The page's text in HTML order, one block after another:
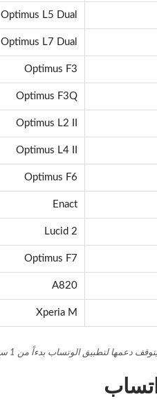
Optimus L5 Dual
Optimus L7 Dual
Optimus F3
Optimus F3Q
Optimus L2 II
Optimus L4 II
Optimus F6
Enact
Lucid 2
Optimus F7
A820
Xperia M
لتطبيق الوتساب بدءاً من 1 سبتمبر/أيلول 2024